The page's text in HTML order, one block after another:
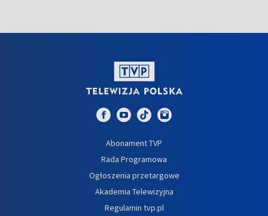
Abonament TVP
Rada Programowa
Ogłoszenia przetargowe
Akademia Telewizyjna
Regulamin tvp.pl